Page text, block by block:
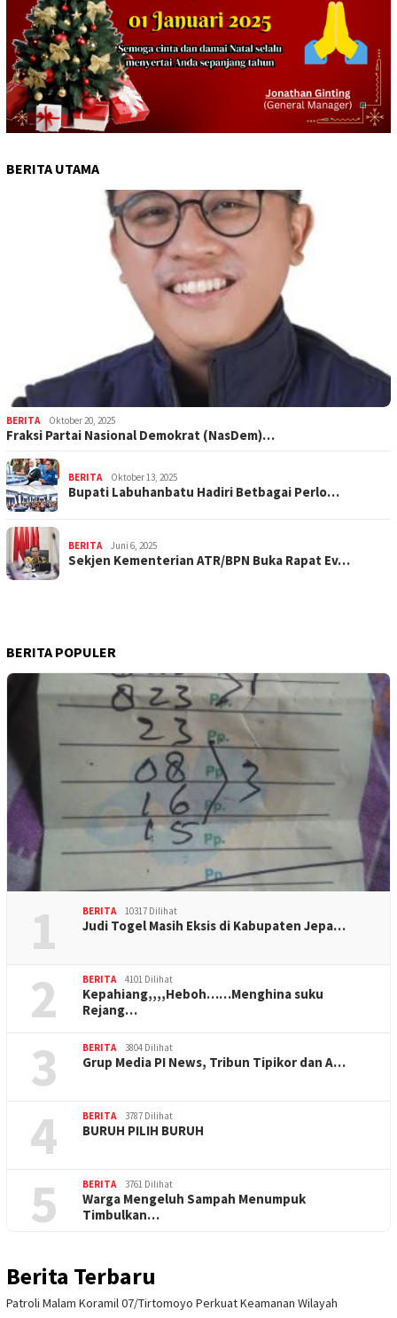
BERITA UTAMA
BERITA Oktober 20, 2025
Fraksi Partai Nasional Demokrat (NasDem)…
BERITA Oktober 13, 2025
Bupati Labuhanbatu Hadiri Betbagai Perlo…
BERITA Juni 6, 2025
Sekjen Kementerian ATR/BPN Buka Rapat Ev…
BERITA POPULER
1 BERITA 10317 Dilihat
Judi Togel Masih Eksis di Kabupaten Jepa…
2 BERITA 4101 Dilihat
Kepahiang,,,,Heboh……Menghina suku
Rejang…
3 BERITA 3804 Dilihat
Grup Media PI News, Tribun Tipikor dan A…
4 BERITA 3787 Dilihat
BURUH PILIH BURUH
5 BERITA 3761 Dilihat
Warga Mengeluh Sampah Menumpuk
Timbulkan…
Berita Terbaru
Patroli Malam Koramil 07/Tirtomoyo Perkuat Keamanan Wilayah